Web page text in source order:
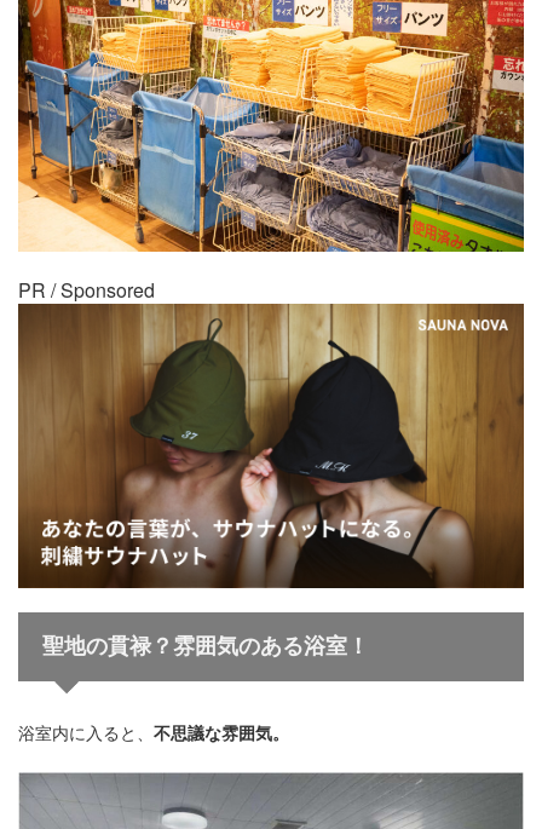
PR / Sponsored
聖地の貫禄？雰囲気のある浴室！
浴室内に入ると、 不思議な雰囲気。